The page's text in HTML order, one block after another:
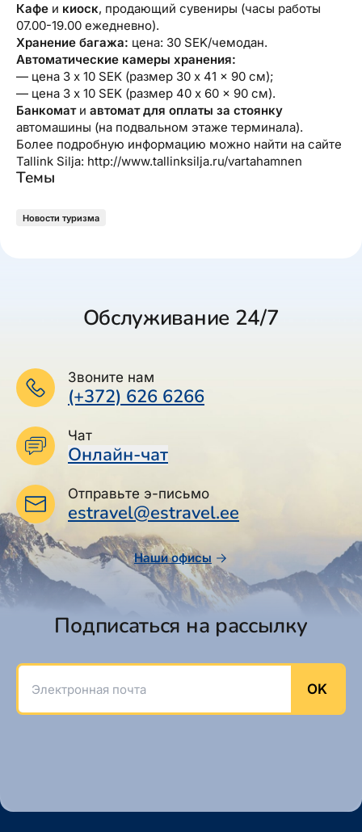
Кафе и киоск, продающий сувениры (часы работы
07.00-19.00 ежедневно).
Хранение багажа: цена: 30 SEK/чемодан.
Автоматические камеры хранения:
— цена 3 x 10 SEK (размер 30 x 41 x 90 см);
— цена 3 x 10 SEK (размер 40 x 60 x 90 см).
Банкомат и автомат для оплаты за стоянку
автомашины (на подвальном этаже терминала).
Более подробную информацию можно найти на сайте
Tallink Silja: http://www.tallinksilja.ru/vartahamnen
Темы
Новости туризма
Обслуживание 24/7
Звоните нам
(+372) 626 6266
Чат
Онлайн-чат
Отправьте э-письмо
estravel@estravel.ee
Наши офисы
Подписаться на рассылку
Электронная почта
OK